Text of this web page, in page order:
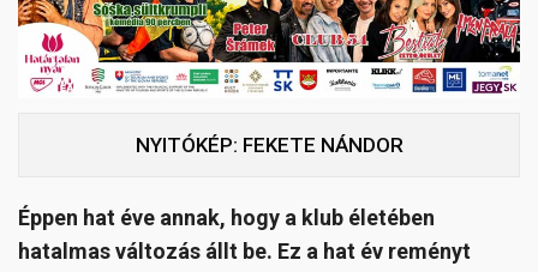
NYITÓKÉP: FEKETE NÁNDOR
Éppen hat éve annak, hogy a klub életében
hatalmas változás állt be. Ez a hat év reményt